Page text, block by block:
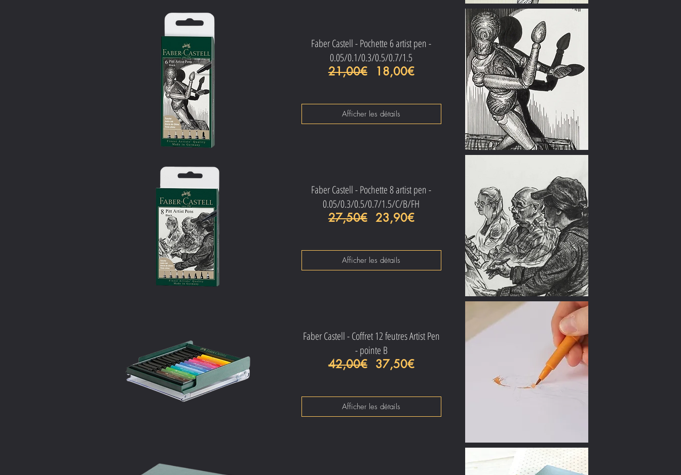
Faber Castell - Pochette 6 artist pen -
0.05/0.1/0.3/0.5/0.7/1.5
21,00€ Prix original
18,00€Prix promotionnel
Afficher les détails
Faber Castell - Pochette 8 artist pen -
0.05/0.3/0.5/0.7/1.5/C/B/FH
27,50€ Prix original
23,90€Prix promotionnel
Afficher les détails
Faber Castell - Coffret 12 feutres Artist Pen
- pointe B
42,00€ Prix original
37,50€Prix promotionnel
Afficher les détails